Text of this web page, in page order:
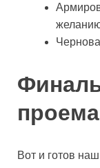
Вот и готов